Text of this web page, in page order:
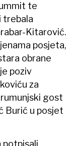
te
trebala
Kitarović.
posjeta,
obrane
poziv
za
gost
Burić u posjet
potpisali